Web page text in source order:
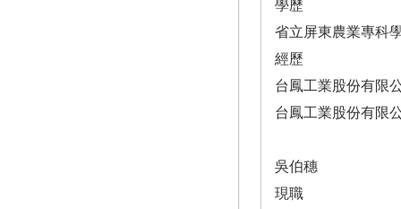
學歷
省立屏東農業專科
經歷
台鳳工業股份有限
台鳳工業股份有限
吳伯穗
現職